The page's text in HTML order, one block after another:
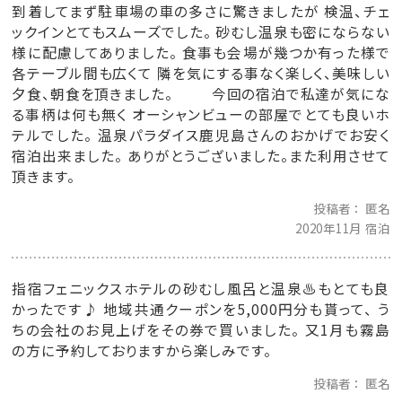
到着してまず駐車場の車の多さに驚きましたが 検温、チェ
ックインとてもスムーズでした。 砂むし温泉も密にならない
様に配慮してありました。 食事も会場が幾つか有った様で
各テーブル間も広くて 隣を気にする事なく楽しく、美味しい
夕食、朝食を頂きました。 今回の宿泊で私達が気にな
る事柄は何も無く オーシャンビューの部屋でとても良いホ
テルでした。 温泉パラダイス鹿児島さんのおかげでお安く
宿泊出来ました。 ありがとうございました。また利用させて
頂きます。
投稿者
匿名
2020年11月 宿泊
指宿フェニックスホテルの砂むし風呂と温泉♨️もとても良
かったです♪ 地域共通クーポンを5,000円分も貰って、 う
ちの会社のお見上げをその券で買いました。 又1月も霧島
の方に予約しておりますから楽しみです。
投稿者
匿名